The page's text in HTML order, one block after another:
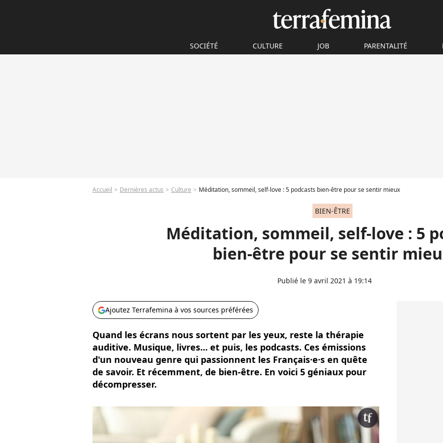
SOCIÉTÉ CULTURE JOB PARENTALITÉ
Accueil Dernières actus Culture Méditation, sommeil, self-love : 5 podcasts bien-être pour se sentir mieux
BIEN-ÊTRE
Méditation, sommeil, self-love : 5
bien-être pour se sentir
Publié le 9 avril 2021 à 19:14
Ajoutez Terrafemina à vos sources préférées
Quand les écrans nous sortent par les yeux, reste la thérapie
auditive. Musique, livres... et puis, les podcasts. Ces émissions
d'un nouveau genre qui passionnent les Français·e·s en quête
de savoir. Et récemment, de bien-être. En voici 5 géniaux pour
décompresser.